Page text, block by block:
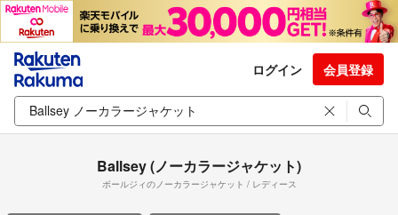
ログイン 会員登録
Ballsey (ノーカラージャケット)
ボールジィのノーカラージャケット / レディース